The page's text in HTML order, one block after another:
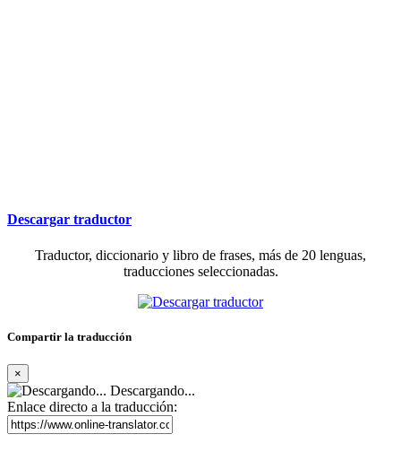
Descargar traductor
Traductor, diccionario y libro de frases, más de 20 lenguas,
traducciones seleccionadas.
Compartir la traducción
×
Descargando...
Enlace directo a la traducción: